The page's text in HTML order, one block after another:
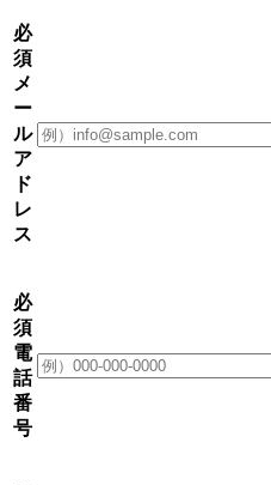
必
須
メ
ー
ル
ア
ド
レ
ス
必
須
電
話
番
号